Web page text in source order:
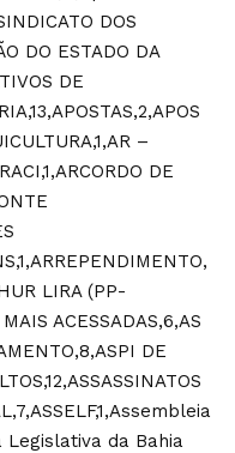
DOS
DO ESTADO DA
DE
–
DE
LIRA (PP-
ACESSADAS,6,AS
DE
Legislativa da Bahia